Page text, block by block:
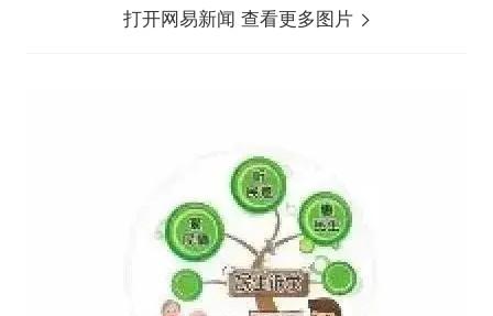
打开网易新闻 查看更多图片